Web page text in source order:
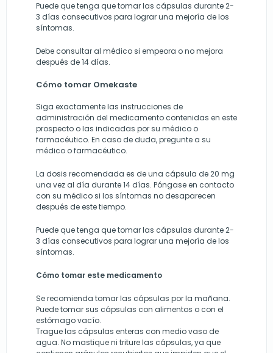
Puede que tenga que tomar las cápsulas durante 2-
3 días consecutivos para lograr una mejoría de los
síntomas.
Debe consultar al médico si empeora o no mejora
después de 14 días.
Cómo tomar Omekaste
Siga exactamente las instrucciones de
administración del medicamento contenidas en este
prospecto o las indicadas por su médico o
farmacéutico. En caso de duda, pregunte a su
médico o farmacéutico.
La dosis recomendada es de una cápsula de 20 mg
una vez al día durante 14 días. Póngase en contacto
con su médico si los síntomas no desaparecen
después de este tiempo.
Puede que tenga que tomar las cápsulas durante 2-
3 días consecutivos para lograr una mejoría de los
síntomas.
Cómo tomar este medicamento
Se recomienda tomar las cápsulas por la mañana.
Puede tomar sus cápsulas con alimentos o con el
estómago vacío.
Trague las cápsulas enteras con medio vaso de
agua. No mastique ni triture las cápsulas, ya que